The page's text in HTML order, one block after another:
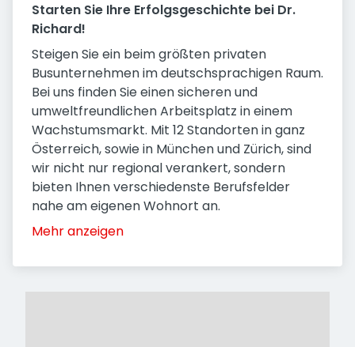
Starten Sie Ihre Erfolgsgeschichte bei Dr.
Richard!
Steigen Sie ein beim größten privaten
Busunternehmen im deutschsprachigen Raum.
Bei uns finden Sie einen sicheren und
umweltfreundlichen Arbeitsplatz in einem
Wachstumsmarkt. Mit 12 Standorten in ganz
Österreich, sowie in München und Zürich, sind
wir nicht nur regional verankert, sondern
bieten Ihnen verschiedenste Berufsfelder
nahe am eigenen Wohnort an.
Mehr anzeigen